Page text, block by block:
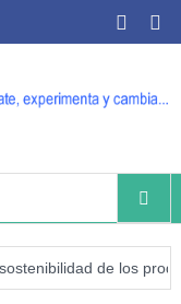
de los